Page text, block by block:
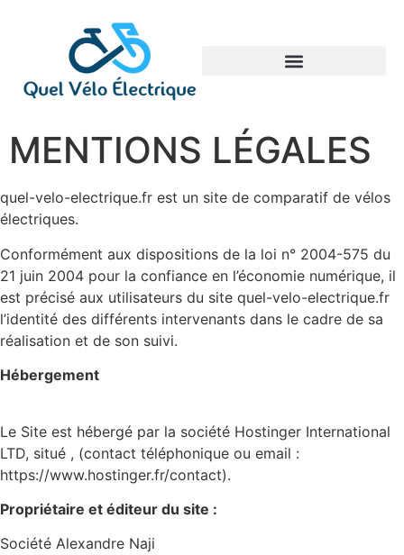
MENTIONS LÉGALES
quel-velo-electrique.fr est un site de comparatif de vélos
électriques.
Conformément aux dispositions de la loi n° 2004-575 du
21 juin 2004 pour la confiance en l’économie numérique, il
est précisé aux utilisateurs du site quel-velo-electrique.fr
l’identité des différents intervenants dans le cadre de sa
réalisation et de son suivi.
Hébergement
Le Site est hébergé par la société Hostinger International
LTD, situé , (contact téléphonique ou email :
https://www.hostinger.fr/contact).
Propriétaire et éditeur du site :
Société Alexandre Naji